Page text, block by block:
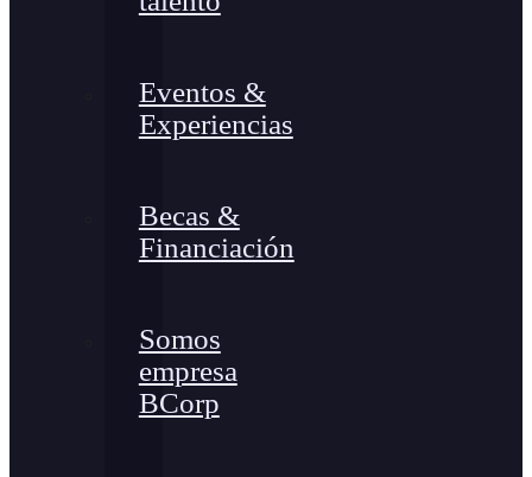
Eventos &
Experiencias
Becas &
Financiación
Somos
empresa
BCorp